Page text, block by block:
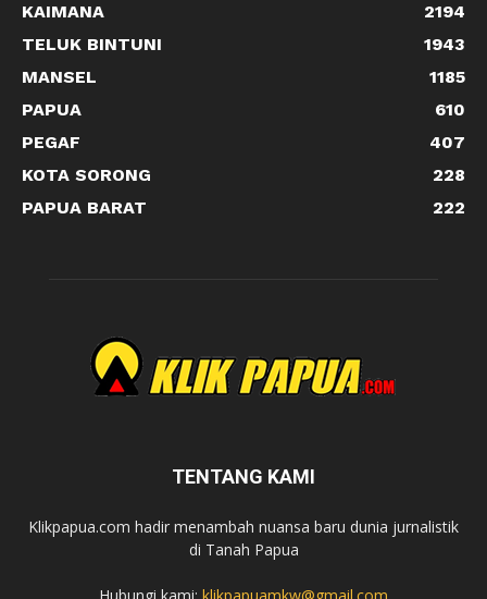
KAIMANA
2194
TELUK BINTUNI
1943
MANSEL
1185
PAPUA
610
PEGAF
407
KOTA SORONG
228
PAPUA BARAT
222
TENTANG KAMI
Klikpapua.com hadir menambah nuansa baru dunia jurnalistik
di Tanah Papua